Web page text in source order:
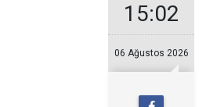
15:02
06 Ağustos 2026